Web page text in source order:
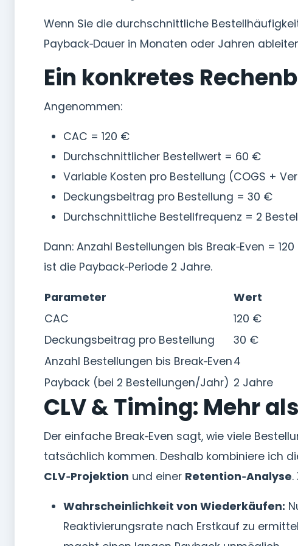
Wenn Sie die durchschnittliche
Payback‑Dauer in Monaten oder Jahren
Ein konkretes
Angenommen:
CAC = 120 €
Durchschnittlicher Bestellwert = 60 €
Variable Kosten pro Bestellung (COGS +
Deckungsbeitrag pro Bestellung = 30 €
Durchschnittliche Bestellfrequenz = 2
Dann: Anzahl Bestellungen bis Break‑Even =
ist die Payback‑Periode 2 Jahre.
Parameter
Wert
CAC
120 €
Deckungsbeitrag pro Bestellung
30 €
Anzahl Bestellungen bis Break‑Even4
Payback (bei 2 Bestellungen/Jahr) 2 Jahre
CLV & Timing: Mehr
Der einfache Break‑Even sagt, wie viele
tatsächlich kommen. Deshalb kombiniere ich
CLV‑Projektion und einer Retention‑Analyse
Wahrscheinlichkeit von Wiederkäufen:
Reaktivierungsrate nach Erstkauf zu